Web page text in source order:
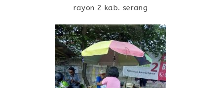
rayon 2 kab. serang